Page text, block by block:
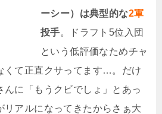
ーシー）は典型的な2軍
投手。ドラフト5位入団
という低評価なためチャ
くて正直クサってます…。だけ
んに「もうクビでしょ」とあっ
リアルになってきたからさぁ大